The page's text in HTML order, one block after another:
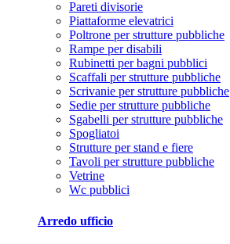
Pareti divisorie
Piattaforme elevatrici
Poltrone per strutture pubbliche
Rampe per disabili
Rubinetti per bagni pubblici
Scaffali per strutture pubbliche
Scrivanie per strutture pubbliche
Sedie per strutture pubbliche
Sgabelli per strutture pubbliche
Spogliatoi
Strutture per stand e fiere
Tavoli per strutture pubbliche
Vetrine
Wc pubblici
Arredo ufficio